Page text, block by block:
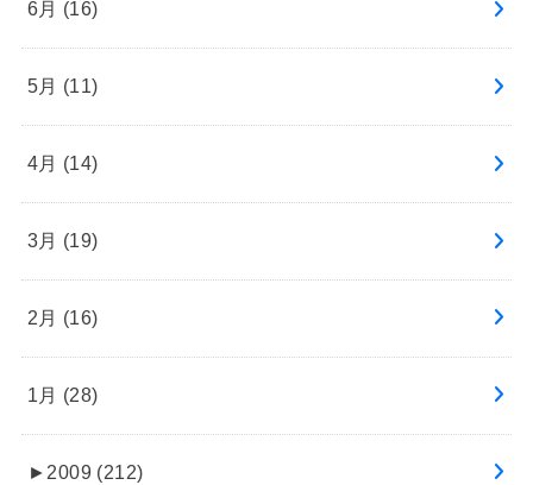
6月 (16)
5月 (11)
4月 (14)
3月 (19)
2月 (16)
1月 (28)
► 2009 (212)